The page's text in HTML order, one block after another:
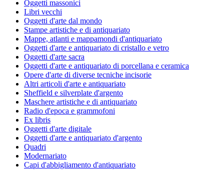
Oggetti massonici
Libri vecchi
Oggetti d'arte dal mondo
Stampe artistiche e di antiquariato
Mappe, atlanti e mappamondi d'antiquariato
Oggetti d'arte e antiquariato di cristallo e vetro
Oggetti d'arte sacra
Oggetti d'arte e antiquariato di porcellana e ceramica
Opere d'arte di diverse tecniche incisorie
Altri articoli d'arte e antiquariato
Sheffield e silverplate d'argento
Maschere artistiche e di antiquariato
Radio d'epoca e grammofoni
Ex libris
Oggetti d'arte digitale
Oggetti d'arte e antiquariato d'argento
Quadri
Modernariato
Capi d'abbigliamento d'antiquariato